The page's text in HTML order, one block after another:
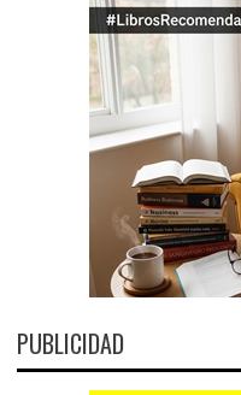
PUBLICIDAD